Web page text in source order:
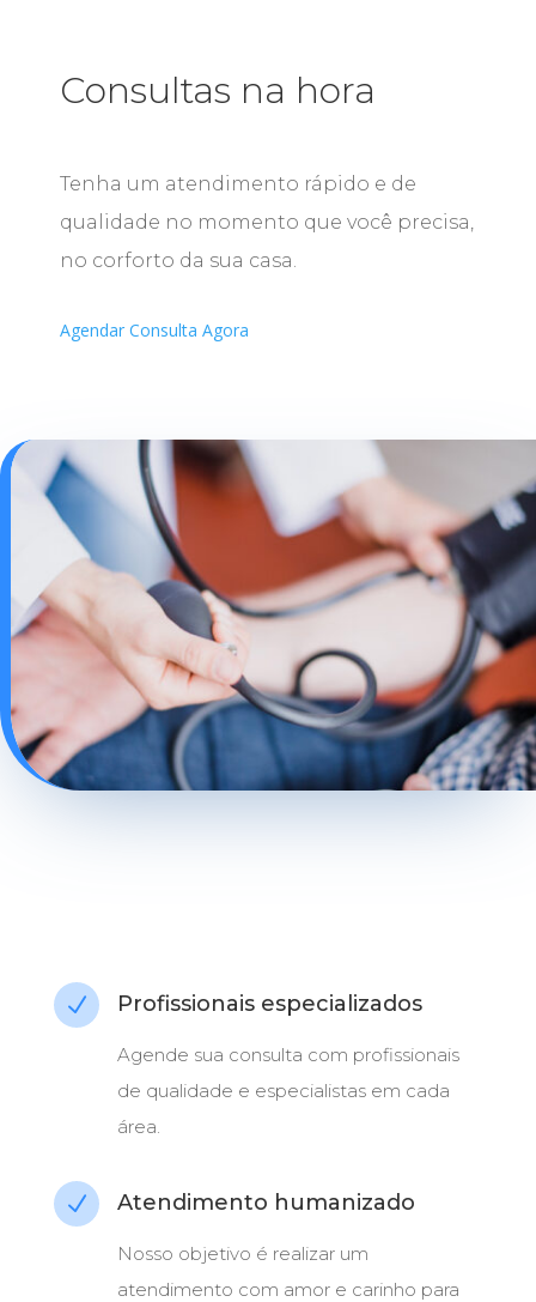
Consultas na hora
Tenha um atendimento rápido e de
qualidade no momento que você precisa,
no corforto da sua casa.
Agendar Consulta Agora
N Profissionais especializados
Agende sua consulta com profissionais
de qualidade e especialistas em cada
área.
N Atendimento humanizado
Nosso objetivo é realizar um
atendimento com amor e carinho para